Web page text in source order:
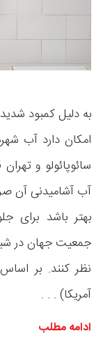
به دلیل کمبود
امکان دارد آب
سائوپائولو و
آب آشامیدنی آن
بهتر باشد برای
جمعیت جهان در
نظر کنند. بر
آمریکا) . . .
ادامه مطلب